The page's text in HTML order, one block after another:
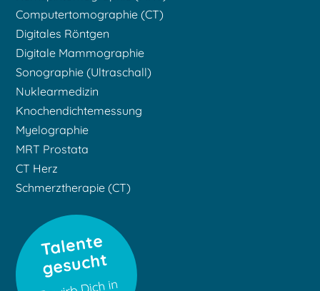
Computertomographie (CT)
Digitales Röntgen
Digitale Mammographie
Sonographie (Ultraschall)
Nuklearmedizin
Knochendichtemessung
Myelographie
MRT Prostata
CT Herz
Schmerztherapie (CT)